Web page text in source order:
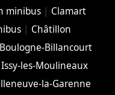
minibus | Clamart
| Châtillon
Boulogne-Billancourt
Issy-les-Moulineaux
la-Garenne